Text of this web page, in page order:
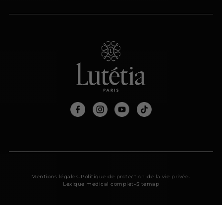
Mentions légales-Politique de protection de la vie privée-
Lexique medical complet -Sitemap